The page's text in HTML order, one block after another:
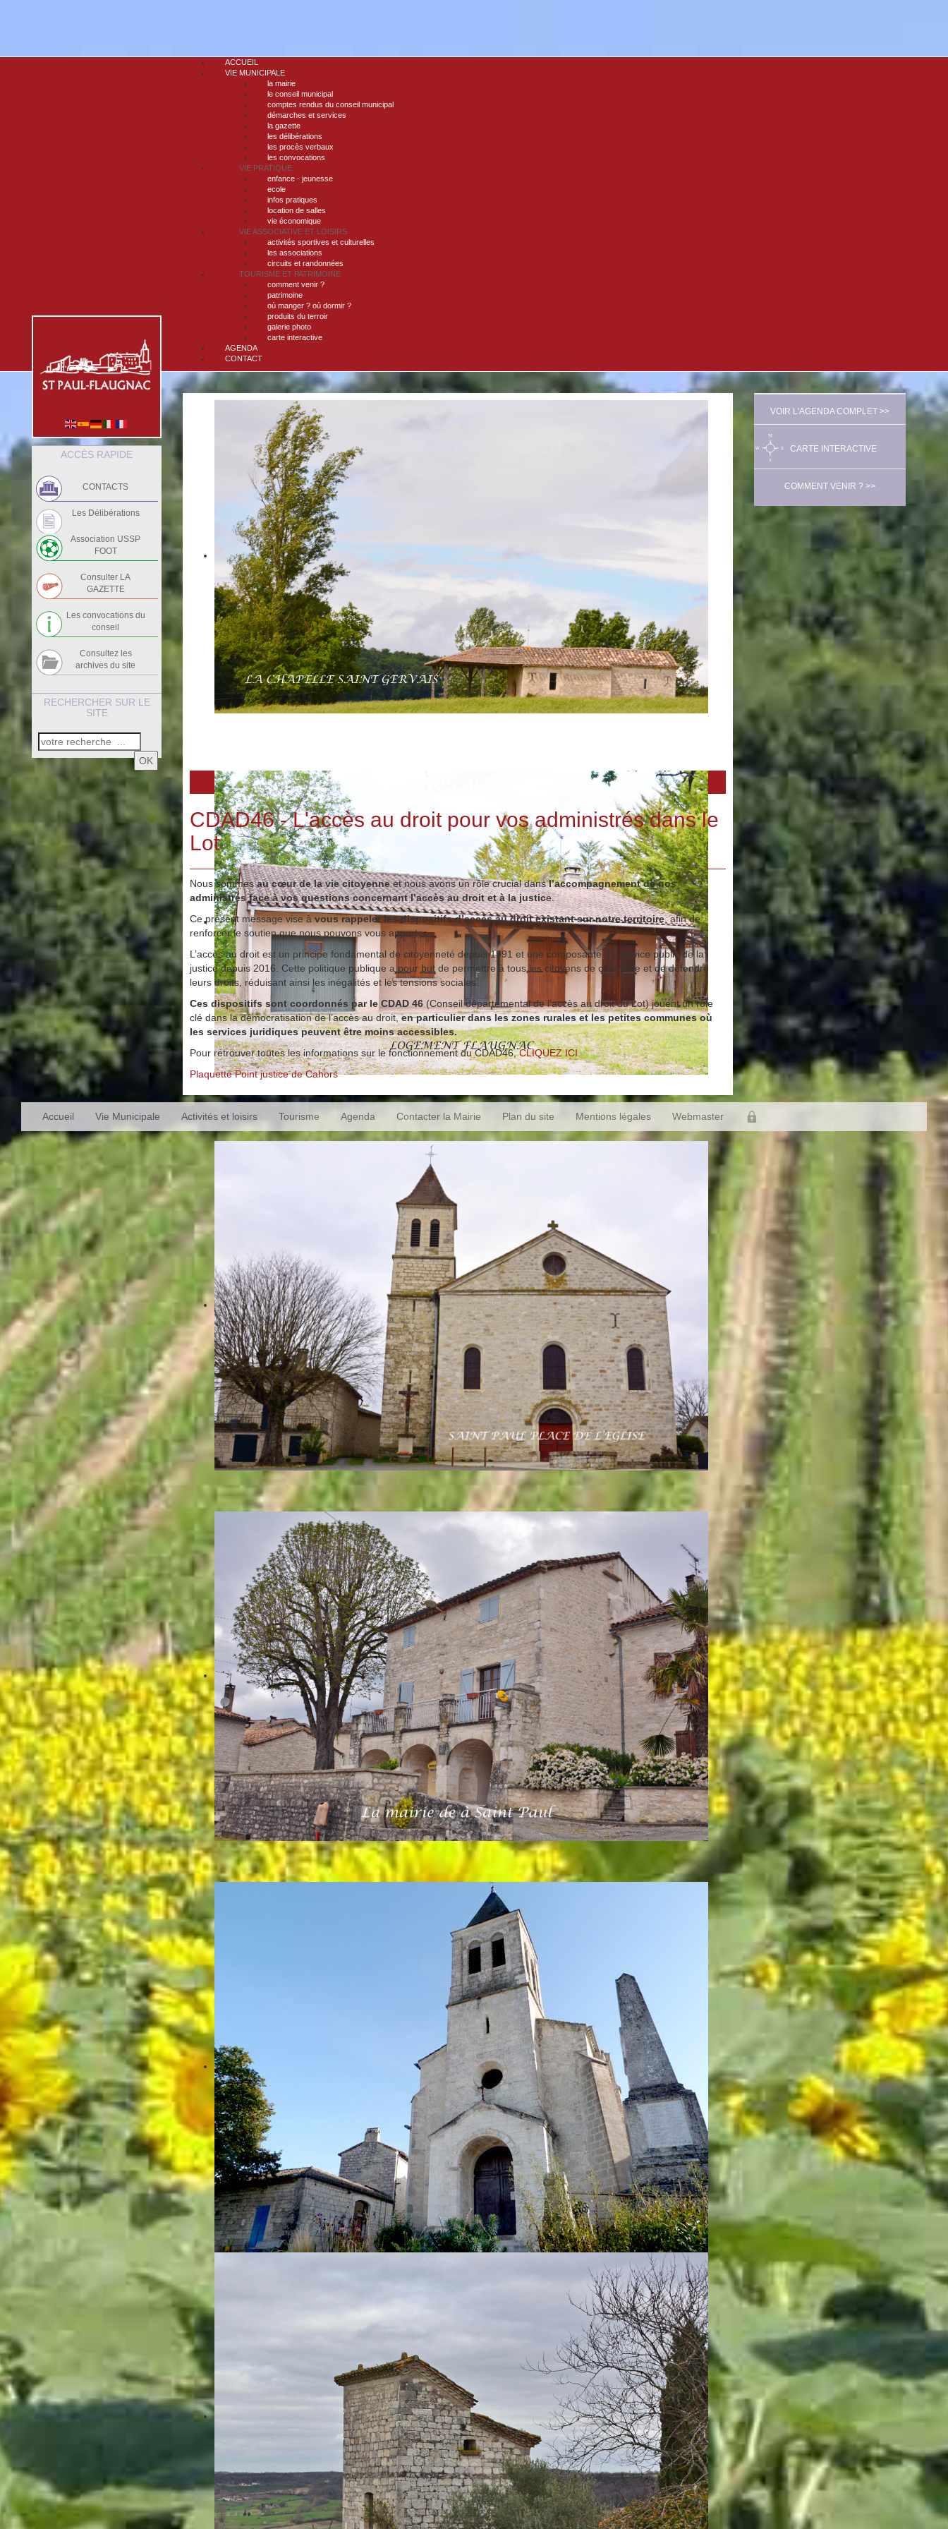
ACCUEIL
VIE MUNICIPALE
la mairie
le conseil municipal
comptes rendus du conseil municipal
démarches et services
la gazette
les délibérations
les procès verbaux
les convocations
VIE PRATIQUE
enfance - jeunesse
ecole
infos pratiques
location de salles
vie économique
VIE ASSOCIATIVE ET LOISIRS
activités sportives et culturelles
les associations
circuits et randonnées
TOURISME ET PATRIMOINE
comment venir ?
patrimoine
où manger ? où dormir ?
produits du terroir
galerie photo
carte interactive
AGENDA
CONTACT
ACCÈS RAPIDE
CONTACTS
Les Délibérations
Association USSP
FOOT
Consulter LA
GAZETTE
Les convocations du
conseil
Consultez les
archives du site
RECHERCHER SUR LE
SITE
OK
Dernières actualités
CDAD46 - L'accès au droit pour vos administrés dans le
Lot
Nous sommesau cœur de la vie citoyenneet nous avons un rôle crucial dansl’accompagnement de nos
administrés face à vos questions concernant l’accès au droit et à la justice.
Ce présent message vise àvous rappeler les dispositifs d’accès au droit existant sur notre territoire, afin de
renforcer le soutien que nous pouvons vous apporter.
L’accès au droit est un principe fondamental de citoyenneté depuis 1991 et une composante du service public de la
justice depuis 2016. Cette politique publique a pour but de permettre à tous les citoyens de connaître et de défendre
leurs droits, réduisant ainsi les inégalités et les tensions sociales.
Ces dispositifs sont coordonnés par le CDAD 46 (Conseil départemental de l’accès au droit du Lot) jouent un rôle
clé dans la démocratisation de l’accès au droit,en particulier dans les zones rurales et les petites communes où
les services juridiques peuvent être moins accessibles.
Pour retrouver toutes les informations sur le fonctionnement du CDAD46,CLIQUEZ ICI.
Plaquette Point justice de Cahors
VOIR L'AGENDA COMPLET >>
CARTE INTERACTIVE
COMMENT VENIR ? >>
Accueil Vie Municipale Activités et loisirs Tourisme Agenda Contacter la Mairie Plan du site Mentions légales Webmaster